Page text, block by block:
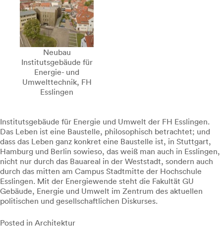
Neubau
Institutsgebäude für
Energie- und
Umwelttechnik, FH
Esslingen
Institutsgebäude für Energie und Umwelt der FH Esslingen.
Das Leben ist eine Baustelle, philosophisch betrachtet; und
dass das Leben ganz konkret eine Baustelle ist, in Stuttgart,
Hamburg und Berlin sowieso, das weiß man auch in Esslingen,
nicht nur durch das Bauareal in der Weststadt, sondern auch
durch das mitten am Campus Stadtmitte der Hochschule
Esslingen. Mit der Energiewende steht die Fakultät GU
Gebäude, Energie und Umwelt im Zentrum des aktuellen
politischen und gesellschaftlichen Diskurses.
Posted in Architektur